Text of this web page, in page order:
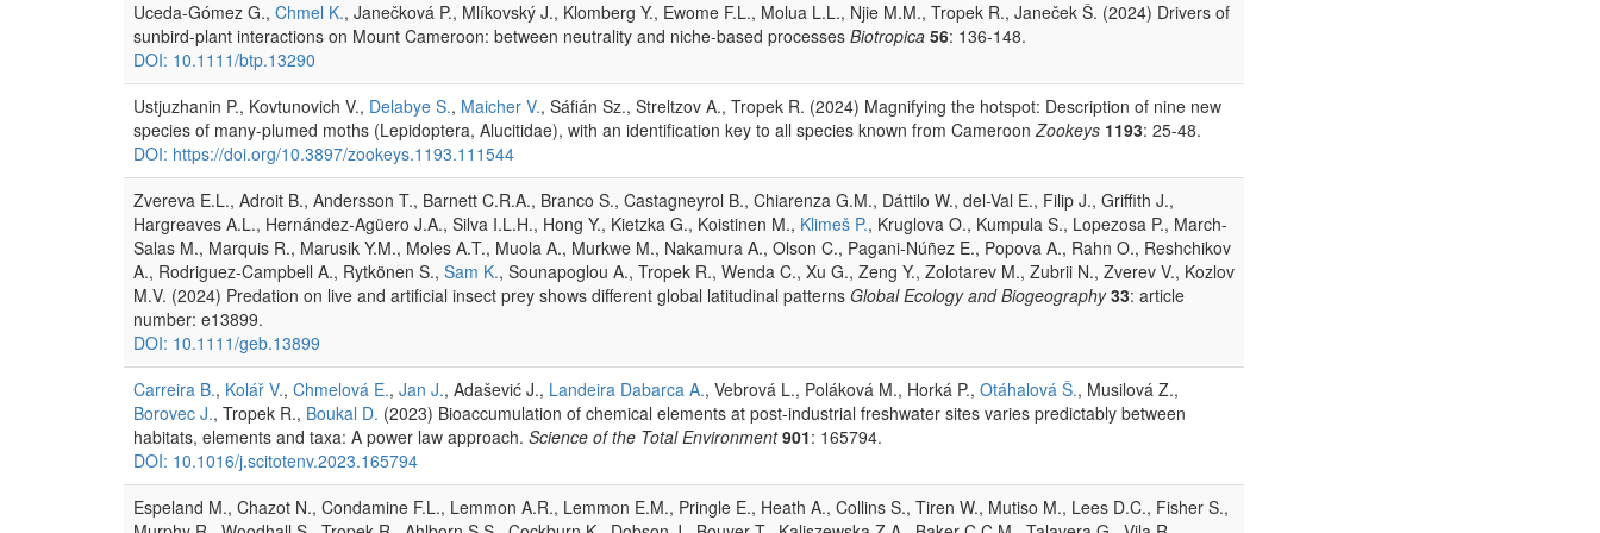
Uceda-Gómez G., Chmel K., Janečková P., Mlíkovský J., Klomberg Y., Ewome F.L., Molua L.L., Njie M.M., Tropek R., Janeček Š. (2024) Drivers of
sunbird-plant interactions on Mount Cameroon: between neutrality and niche-based processes Biotropica 56: 136-148.
DOI: 10.1111/btp.13290
Ustjuzhanin P., Kovtunovich V., Delabye S., Maicher V., Sáfián Sz., Streltzov A., Tropek R. (2024) Magnifying the hotspot: Description of nine new
species of many-plumed moths (Lepidoptera, Alucitidae), with an identification key to all species known from Cameroon Zookeys 1193: 25-48.
DOI: https://doi.org/10.3897/zookeys.1193.111544
Zvereva E.L., Adroit B., Andersson T., Barnett C.R.A., Branco S., Castagneyrol B., Chiarenza G.M., Dáttilo W., del-Val E., Filip J., Griffith J.,
Hargreaves A.L., Hernández-Agüero J.A., Silva I.L.H., Hong Y., Kietzka G., Koistinen M., Klimeš P., Kruglova O., Kumpula S., Lopezosa P., March-
Salas M., Marquis R., Marusik Y.M., Moles A.T., Muola A., Murkwe M., Nakamura A., Olson C., Pagani-Núñez E., Popova A., Rahn O., Reshchikov
A., Rodriguez-Campbell A., Rytkönen S., Sam K., Sounapoglou A., Tropek R., Wenda C., Xu G., Zeng Y., Zolotarev M., Zubrii N., Zverev V., Kozlov
M.V. (2024) Predation on live and artificial insect prey shows different global latitudinal patterns Global Ecology and Biogeography 33: article
number: e13899.
DOI: 10.1111/geb.13899
Carreira B., Kolář V., Chmelová E., Jan J., Adašević J., Landeira Dabarca A., Vebrová L., Poláková M., Horká P., Otáhalová Š., Musilová Z.,
Borovec J., Tropek R., Boukal D. (2023) Bioaccumulation of chemical elements at post-industrial freshwater sites varies predictably between
habitats, elements and taxa: A power law approach. Science of the Total Environment 901: 165794.
DOI: 10.1016/j.scitotenv.2023.165794
Espeland M., Chazot N., Condamine F.L., Lemmon A.R., Lemmon E.M., Pringle E., Heath A., Collins S., Tiren W., Mutiso M., Lees D.C., Fisher S.,